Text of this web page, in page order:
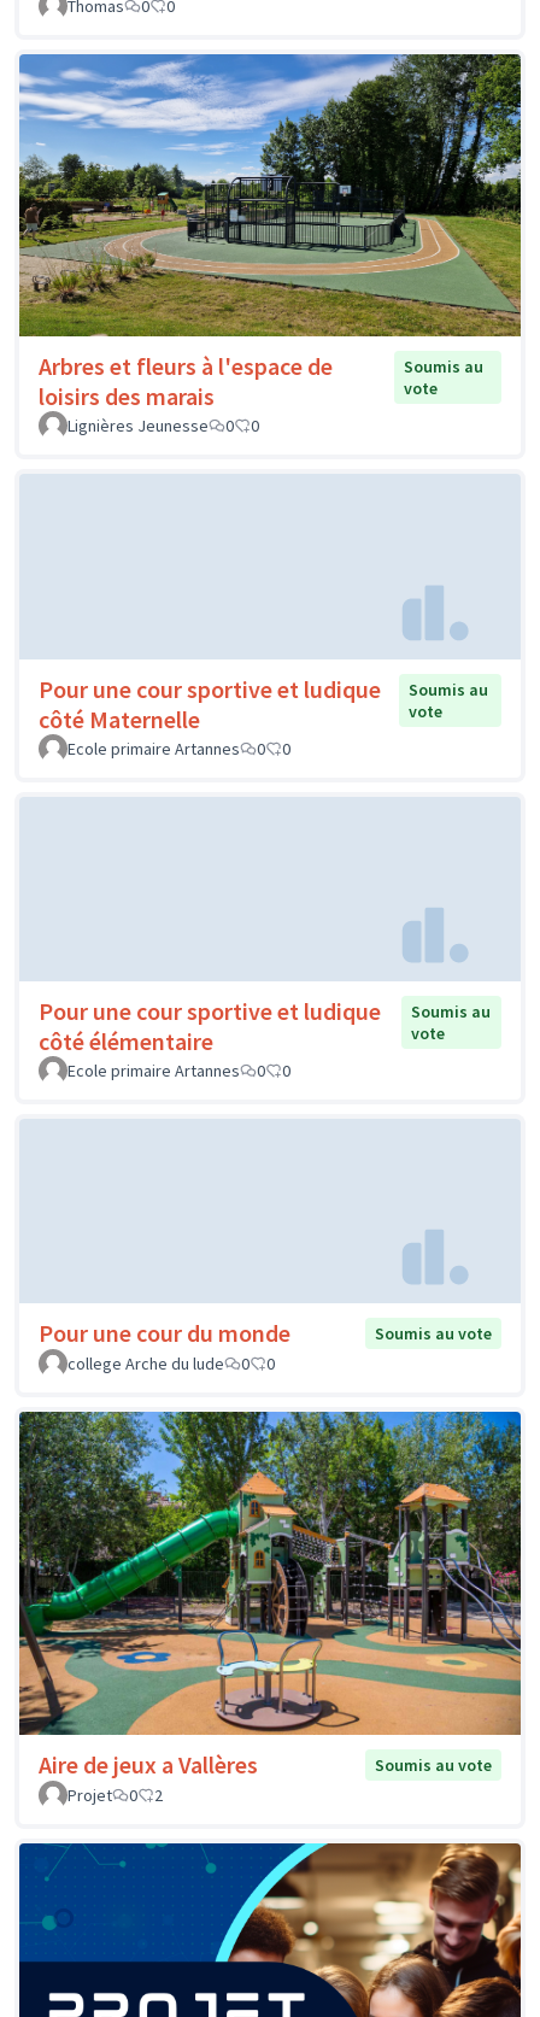
Thomas 0 0
Arbres et fleurs à l'espace de
loisirs des marais
Soumis au
vote
Lignières Jeunesse
0 0
Pour une cour sportive et ludique
côté Maternelle
Soumis au
vote
Ecole primaire Artannes
0 0
Pour une cour sportive et ludique
côté élémentaire
Soumis au
vote
Ecole primaire Artannes
0 0
Pour une cour du monde
Soumis au vote
college Arche du lude
0 0
Aire de jeux a Vallères
Soumis au vote
Projet
0 2